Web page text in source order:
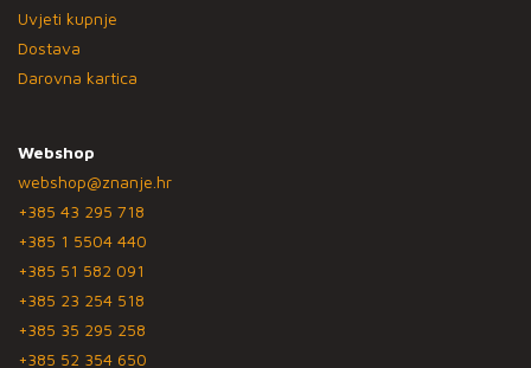
Uvjeti kupnje
Dostava
Darovna kartica
Webshop
webshop@znanje.hr
+385 43 295 718
+385 1 5504 440
+385 51 582 091
+385 23 254 518
+385 35 295 258
+385 52 354 650